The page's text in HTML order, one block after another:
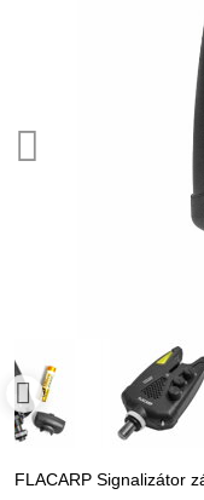
FLACARP Signalizátor